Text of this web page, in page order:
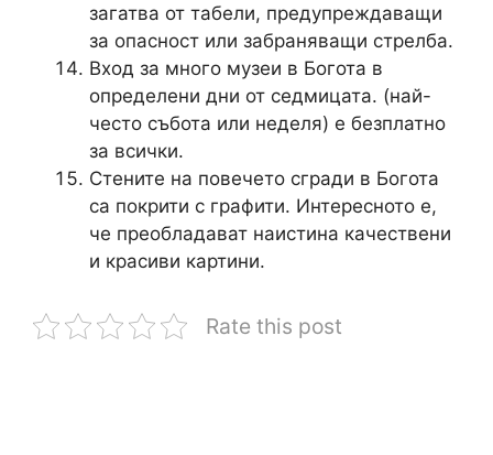
загатва от табели, предупреждаващи
за опасност или забраняващи стрелба.
Вход за много музеи в Богота в
определени дни от седмицата. (най-
често събота или неделя) е безплатно
за всички.
Стените на повечето сгради в Богота
са покрити с графити. Интересното е,
че преобладават наистина качествени
и красиви картини.
Rate this post